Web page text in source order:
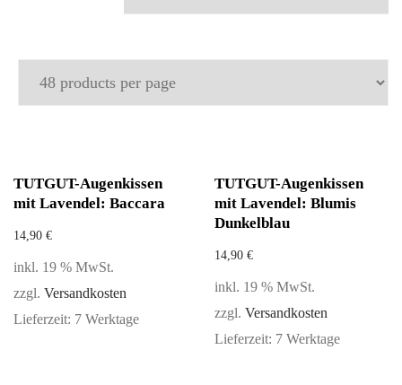
TUTGUT-Augenkissen
mit Lavendel: Baccara
14,90 €
inkl. 19 % MwSt.
zzgl. Versandkosten
Lieferzeit: 7 Werktage
TUTGUT-Augenkissen
mit Lavendel: Blumis
Dunkelblau
14,90 €
inkl. 19 % MwSt.
zzgl. Versandkosten
Lieferzeit: 7 Werktage